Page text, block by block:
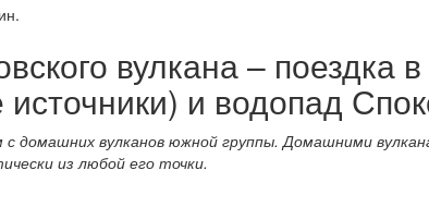
вулкана –
и водопад
домашних вулканов южной группы. Домашними
из любой его точки.